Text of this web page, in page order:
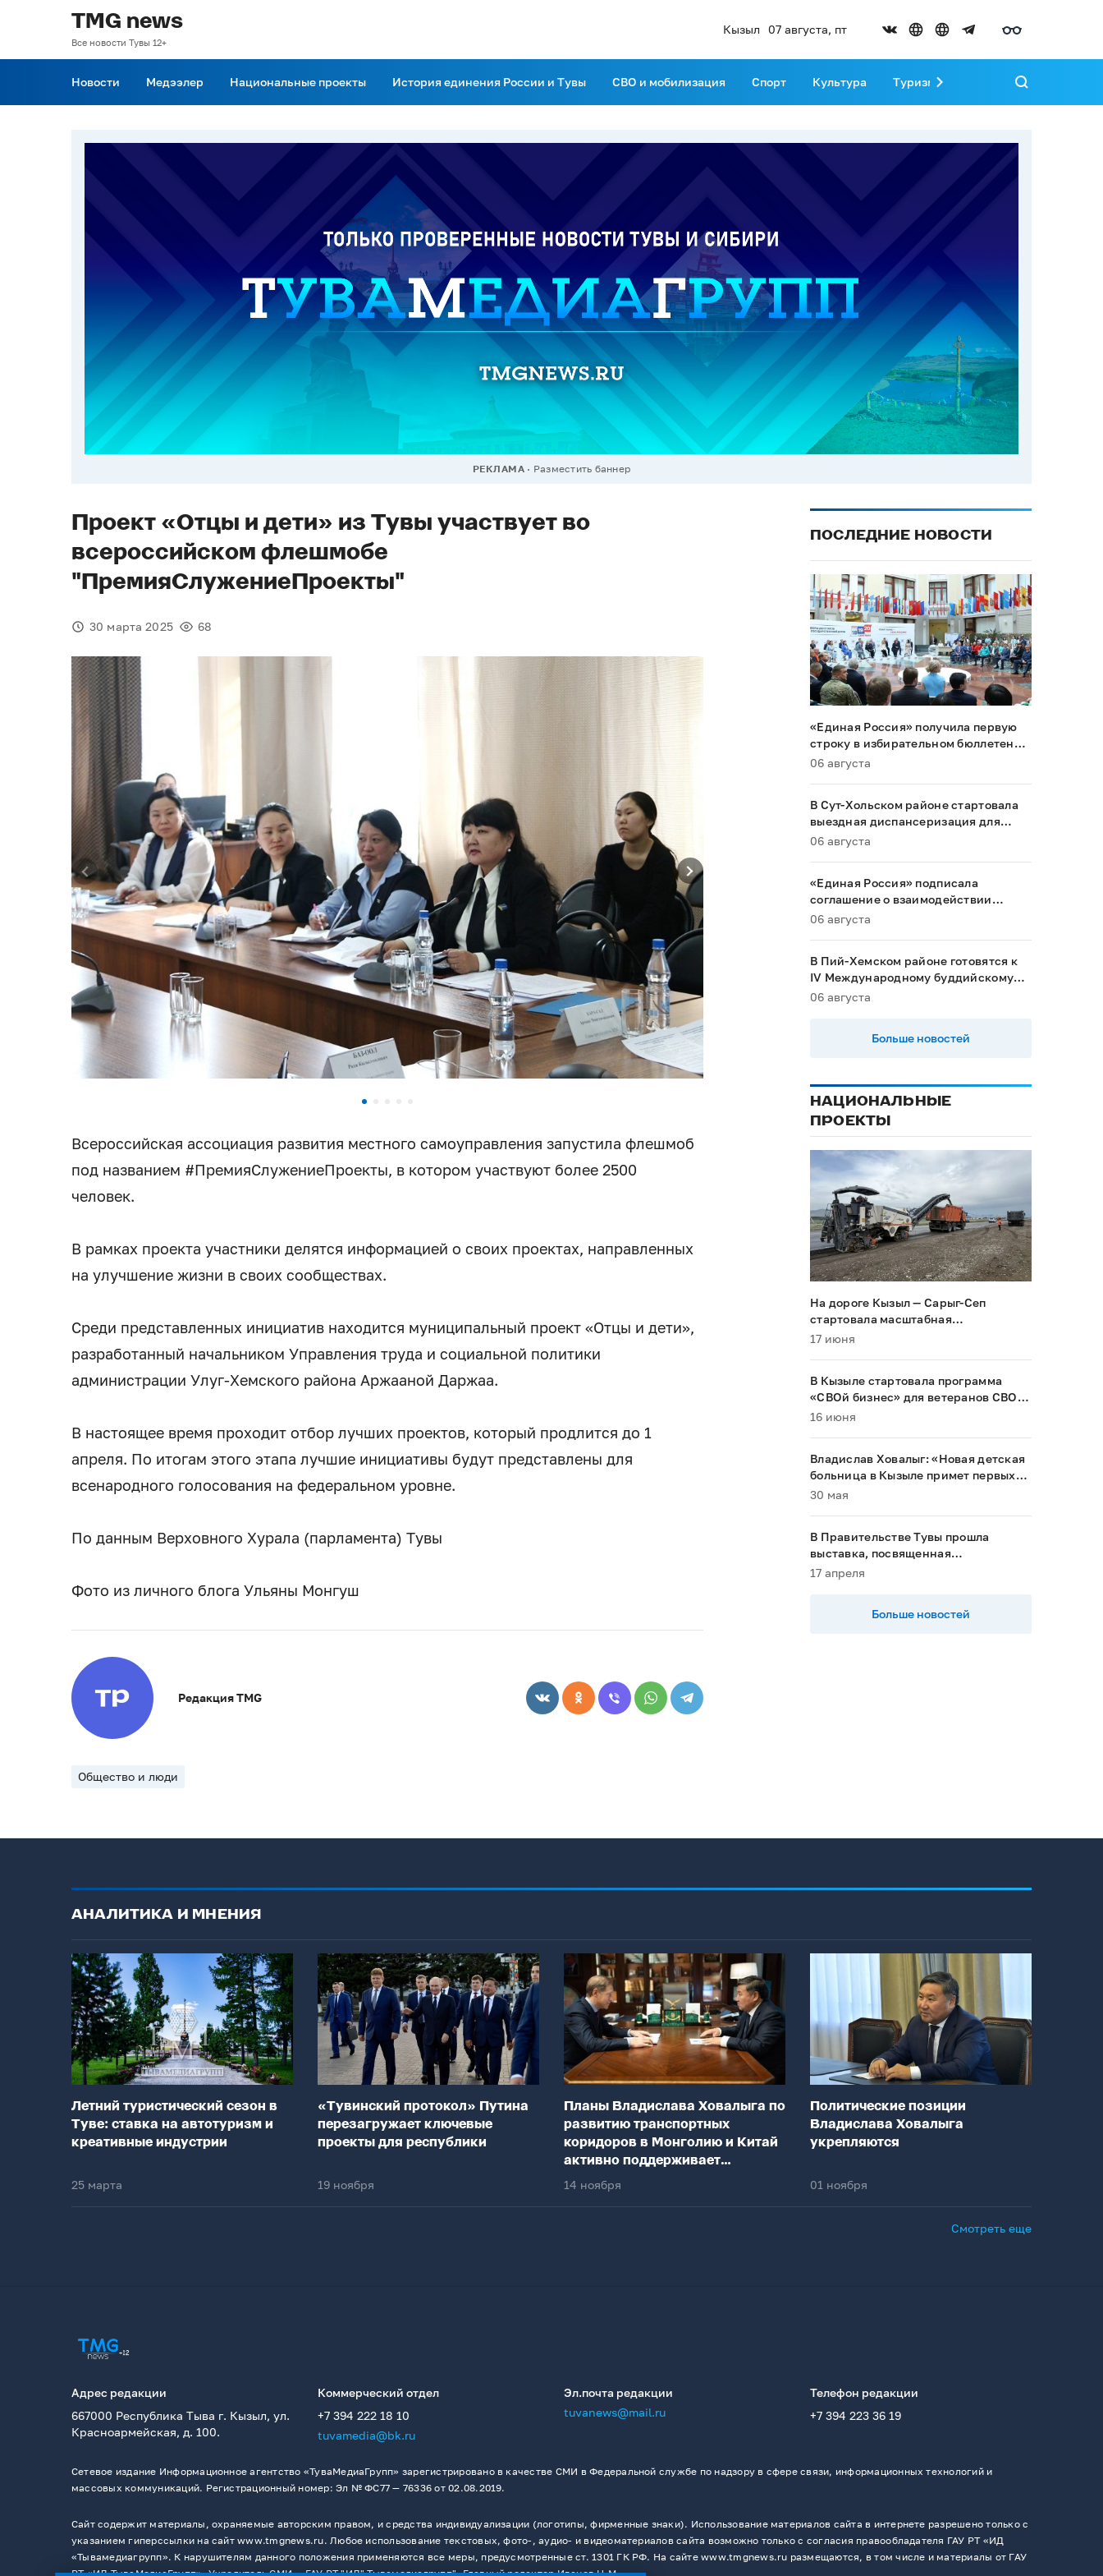
TMG news
Все новости Тувы 12+
Кызыл 07 августа, пт
Новости Медээлер Национальные проекты История единения России и Тувы СВО и мобилизация Спорт Культура Туризм Развитие Тувы
РЕКЛАМА Разместить баннер
Проект «Отцы и дети» из Тувы участвует во
всероссийском флешмобе
"ПремияСлужениеПроекты"
30 марта 2025 68
Всероссийская ассоциация развития местного самоуправления запустила флешмоб
под названием #ПремияСлужениеПроекты, в котором участвуют более 2500
человек.
В рамках проекта участники делятся информацией о своих проектах, направленных
на улучшение жизни в своих сообществах.
Среди представленных инициатив находится муниципальный проект «Отцы и дети»,
разработанный начальником Управления труда и социальной политики
администрации Улуг-Хемского района Аржааной Даржаа.
В настоящее время проходит отбор лучших проектов, который продлится до 1
апреля. По итогам этого этапа лучшие инициативы будут представлены для
всенародного голосования на федеральном уровне.
По данным Верховного Хурала (парламента) Тувы
Фото из личного блога Ульяны Монгуш
Редакция TMG
Общество и люди
ПОСЛЕДНИЕ НОВОСТИ
«Единая Россия» получила первую
строку в избирательном бюллетене
на выборах в Госдуму
06 августа
В Сут-Хольском районе стартовала
выездная диспансеризация для
маломобильных граждан
06 августа
«Единая Россия» подписала
соглашение о взаимодействии
между Общественной палатой РФ и
06 августа
В Пий-Хемском районе готовятся к
IV Международному буддийскому
форуму
06 августа
Больше новостей
НАЦИОНАЛЬНЫЕ
ПРОЕКТЫ
На дороге Кызыл — Сарыг-Сеп
стартовала масштабная
реконструкция
17 июня
В Кызыле стартовала программа
«СВОй бизнес» для ветеранов СВО и
их семей
16 июня
Владислав Ховалыг: «Новая детская
больница в Кызыле примет первых
пациентов в 2028 году»
30 мая
В Правительстве Тувы прошла
выставка, посвященная
национальным проектам
17 апреля
Больше новостей
АНАЛИТИКА И МНЕНИЯ
Летний туристический сезон в
Туве: ставка на автотуризм и
креативные индустрии
25 марта
«Тувинский протокол» Путина
перезагружает ключевые
проекты для республики
19 ноября
Планы Владислава Ховалыга по
развитию транспортных
коридоров в Монголию и Китай
активно поддерживает
федеральный центр
14 ноября
Политические позиции
Владислава Ховалыга
укрепляются
01 ноября
Смотреть еще
Адрес редакции
667000 Республика Тыва г. Кызыл, ул.
Красноармейская, д. 100.
Коммерческий отдел
+7 394 222 18 10
tuvamedia@bk.ru
Эл.почта редакции
tuvanews@mail.ru
Телефон редакции
+7 394 223 36 19
Сетевое издание Информационное агентство «ТуваМедиаГрупп» зарегистрировано в качестве СМИ в Федеральной службе по надзору в сфере связи, информационных технологий и
массовых коммуникаций. Регистрационный номер: Эл № ФС77 — 76336 от 02.08.2019.
Сайт содержит материалы, охраняемые авторским правом, и средства индивидуализации (логотипы, фирменные знаки). Использование материалов сайта в интернете разрешено только с
указанием гиперссылки на сайт www.tmgnews.ru. Любое использование текстовых, фото-, аудио- и видеоматериалов сайта возможно только с согласия правообладателя ГАУ РТ «ИД
«Тывамедиагрупп». К нарушителям данного положения применяются все меры, предусмотренные ст. 1301 ГК РФ. На сайте www.tmgnews.ru размещаются, в том числе и материалы от ГАУ
РТ «ИД ТываМедиаГрупп». Учредитель СМИ －ГАУ РТ "ИД" Тывамедиагрупп". Главный редактор Иванов Н.М.